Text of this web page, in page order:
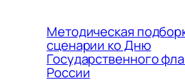
Методическая
сценарии ко Дню
Государственного
России